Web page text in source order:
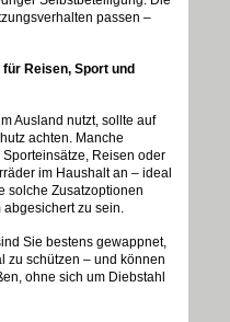
passen –
Reisen, Sport und
Ausland nutzt, sollte auf
achten. Manche
Reisen oder
im Haushalt an – ideal
solche Zusatzoptionen
abgesichert zu sein.
Sie bestens gewappnet,
zu schützen – und können
ohne sich um Diebstahl